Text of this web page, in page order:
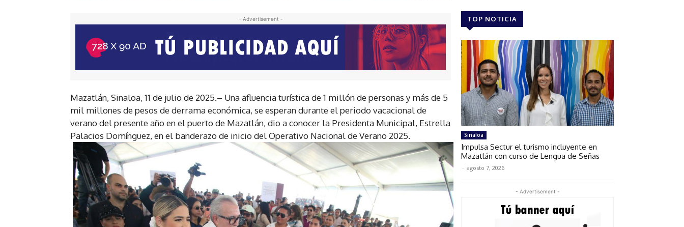
- Advertisement -
Mazatlán, Sinaloa, 11 de julio de 2025.– Una afluencia turística de 1 millón de personas y más de 5
mil millones de pesos de derrama económica, se esperan durante el periodo vacacional de
verano del presente año en el puerto de Mazatlán, dio a conocer la Presidenta Municipal, Estrella
Palacios Domínguez, en el banderazo de inicio del Operativo Nacional de Verano 2025.
TOP NOTICIA
Sinaloa
Impulsa Sectur el turismo incluyente en
Mazatlán con curso de Lengua de Señas
- agosto 7, 2026
- Advertisement -